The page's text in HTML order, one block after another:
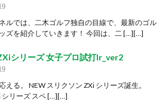
ルでは、二木ゴルフ独自の目線で、最新のゴル
ズを紹介していきます！ 今回は、二 […][…]
シリーズ 女子プロ試打Ir_ver2
える。 NEW スリクソン ZXi シリーズ誕生。
シリーズ スペ […][…]